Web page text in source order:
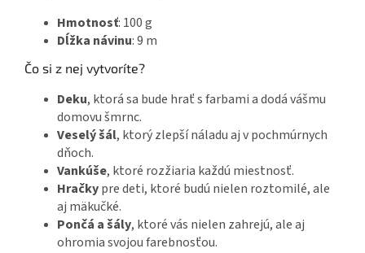
Hmotnosť: 100 g
Dĺžka návinu: 9 m
Čo si z nej vytvoríte?
Deku, ktorá sa bude hrať s farbami a dodá vášmu
domovu šmrnc.
Veselý šál, ktorý zlepší náladu aj v pochmúrnych
dňoch.
Vankúše, ktoré rozžiaria každú miestnosť.
Hračkypre deti, ktoré budú nielen roztomilé, ale
aj mäkučké.
Pončá a šály, ktoré vás nielen zahrejú, ale aj
ohromia svojou farebnosťou.